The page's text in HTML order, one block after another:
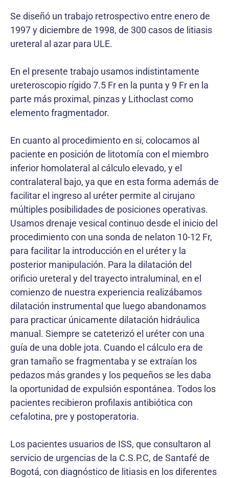
Se diseñó un trabajo retrospectivo entre enero de
1997 y diciembre de 1998, de 300 casos de litiasis
ureteral al azar para ULE.
En el presente trabajo usamos indistintamente
ureteroscopio rígido 7.5 Fr en la punta y 9 Fr en la
parte más proximal, pinzas y Lithoclast como
elemento fragmentador.
En cuanto al procedimiento en si, colocamos al
paciente en posición de litotomía con el miembro
inferior homolateral al cálculo elevado, y el
contralateral bajo, ya que en esta forma además de
facilitar el ingreso al uréter permite al cirujano
múltiples posibilidades de posiciones operativas.
Usamos drenaje vesical continuo desde el inicio del
procedimiento con una sonda de nelaton 10-12 Fr,
para facilitar la introducción en el uréter y la
posterior manipulación. Para la dilatación del
orificio ureteral y del trayecto intraluminal, en el
comienzo de nuestra experiencia realizábamos
dilatación instrumental que luego abandonamos
para practicar únicamente dilatación hidráulica
manual. Siempre se cateterizó el uréter con una
guía de una doble jota. Cuando el cálculo era de
gran tamaño se fragmentaba y se extraían los
pedazos más grandes y los pequeños se les daba
la oportunidad de expulsión espontánea. Todos los
pacientes recibieron profilaxis antibiótica con
cefalotina, pre y postoperatoria.
Los pacientes usuarios de ISS, que consultaron al
servicio de urgencias de la C.S.P.C, de Santafé de
Bogotá, con diagnóstico de litiasis en los diferentes